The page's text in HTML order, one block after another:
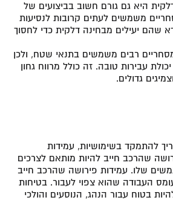
היא גם גורם חשוב בביצועים של
משמשים לעתים קרובות לנסיעות
שהם יעילים מבחינה דלקית כדי לחסוך
רבים משמשים בתנאי שטח, ולכן
עבירות טובה. זה כולל מרווח גחון
גדולים.
להתמקד בשימושיות, עמידות
שהרכב חייב להיות מותאם לצרכים
שלו. עמידות פירושה שהרכב חייב
העבודה שהוא צפוי לעבור. בטיחות
בטוח עבור הנהג, הנוסעים והולכי